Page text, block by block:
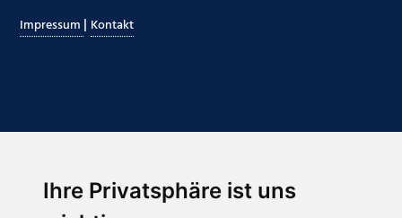
Ihre Privatsphäre ist uns
Impressum | Kontakt
Abonnieren Sie unseren Newsletter